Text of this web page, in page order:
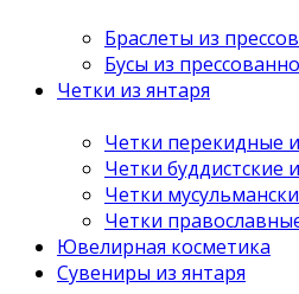
Браслеты из
Бусы из
Четки из янтаря
Четки перекидные
Четки буддистские
Четки
Четки
Ювелирная косметика
Сувениры из янтаря